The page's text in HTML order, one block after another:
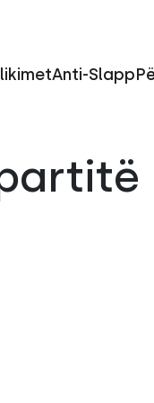
Anti-Slapp